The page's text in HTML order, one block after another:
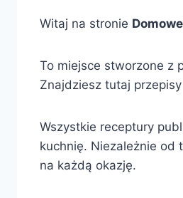
Witaj na stronie
To miejsce stworzone z
Znajdziesz tutaj
Wszystkie receptury
kuchnię. Niezależnie od
na każdą okazję.